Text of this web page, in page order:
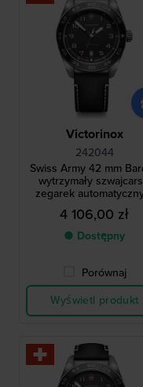
Victorinox
242044
Swiss Army 42 mm
wytrzymały
zegarek
datownikiem
4 106,00 zł
● Dostępny
Porównaj
Wyświetl produkt